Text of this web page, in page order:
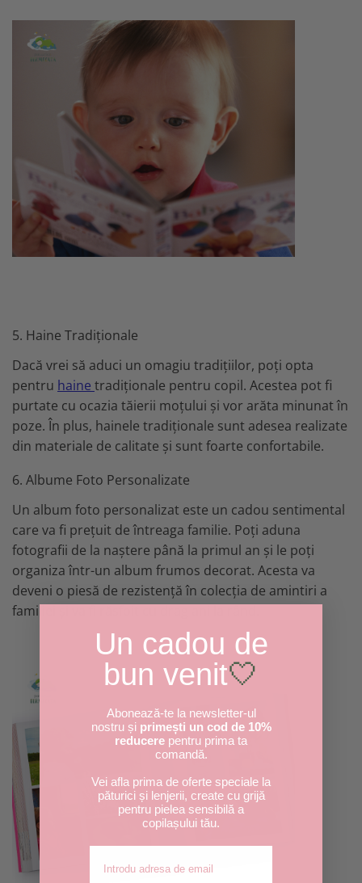
5. Haine Tradiționale
Dacă vrei să aduci un omagiu tradițiilor, poți opta
pentru haine tradiționale pentru copil. Acestea pot fi
purtate cu ocazia tăierii moțului și vor arăta minunat în
poze. În plus, hainele tradiționale sunt adesea realizate
din materiale de calitate și sunt foarte confortabile.
6. Albume Foto Personalizate
Un album foto personalizat este un cadou sentimental
care va fi prețuit de întreaga familie. Poți aduna
fotografii de la naștere până la primul an și le poți
organiza într-un album frumos decorat. Acesta va
deveni o piesă de rezistență în colecția de amintiri a
familiei și va fi răsfoit cu drag ani la rând.
Un cadou de
bun venit🤍
Abonează-te la newsletter-ul
nostru și primești un cod de 10%
reducere pentru prima ta
comandă.
Vei afla prima de oferte speciale la
păturici și lenjerii, create cu grijă
pentru pielea sensibilă a
copilașului tău.